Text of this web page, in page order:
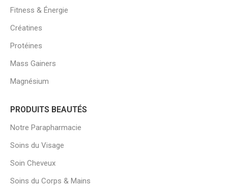
Fitness & Énergie
Créatines
Protéines
Mass Gainers
Magnésium
PRODUITS BEAUTÉS
Notre Parapharmacie
Soins du Visage
Soin Cheveux
Soins du Corps & Mains